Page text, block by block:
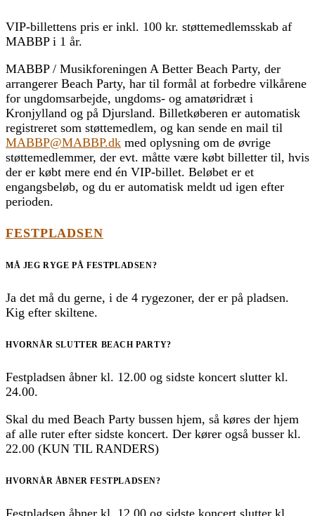
VIP-billettens pris er inkl. 100 kr. støttemedlemsskab af
MABBP i 1 år.
MABBP / Musikforeningen A Better Beach Party, der
arrangerer Beach Party, har til formål at forbedre vilkårene
for ungdomsarbejde, ungdoms- og amatøridræt i
Kronjylland og på Djursland. Billetkøberen er automatisk
registreret som støttemedlem, og kan sende en mail til
MABBP@MABBP.dk med oplysning om de øvrige
støttemedlemmer, der evt. måtte være købt billetter til, hvis
der er købt mere end én VIP-billet. Beløbet er et
engangsbeløb, og du er automatisk meldt ud igen efter
perioden.
FESTPLADSEN
MÅ JEG RYGE PÅ FESTPLADSEN?
Ja det må du gerne, i de 4 rygezoner, der er på pladsen.
Kig efter skiltene.
HVORNÅR SLUTTER BEACH PARTY?
Festpladsen åbner kl. 12.00 og sidste koncert slutter kl.
24.00.
Skal du med Beach Party bussen hjem, så køres der hjem
af alle ruter efter sidste koncert. Der kører også busser kl.
22.00 (KUN TIL RANDERS)
HVORNÅR ÅBNER FESTPLADSEN?